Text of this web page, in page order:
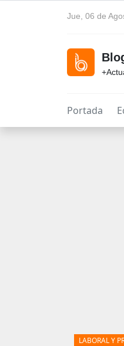
Jue, 06 de
Portada
LABORAL Y